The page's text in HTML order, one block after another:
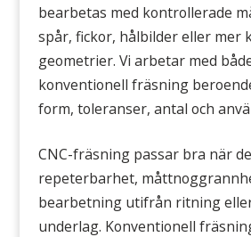
bearbetas med kontrollerade
spår, fickor, hålbilder eller mer
geometrier. Vi arbetar med
konventionell fräsning
form, toleranser, antal och
CNC-fräsning passar bra när
repeterbarhet,
bearbetning utifrån ritning
underlag. Konventionell